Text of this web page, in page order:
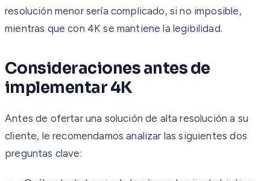
resolución menor sería complicado, si no imposible,
mientras que con 4K se mantiene la legibilidad.
Consideraciones antes de
implementar 4K
Antes de ofertar una solución de alta resolución a su
cliente, le recomendamos analizar las siguientes dos
preguntas clave: